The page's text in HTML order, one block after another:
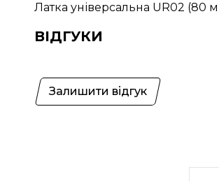
Латка універсальна UR02 (80
ВІДГУКИ
Залишити відгук